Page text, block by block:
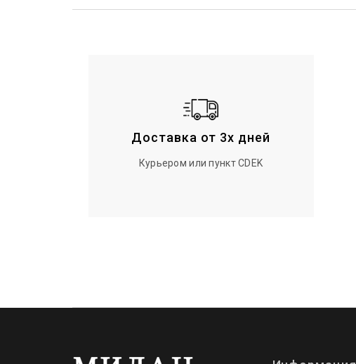
Доставка от 3х дней
Курьером или пункт CDEK